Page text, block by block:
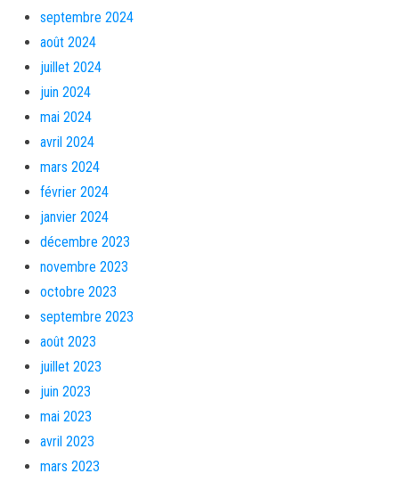
septembre 2024
août 2024
juillet 2024
juin 2024
mai 2024
avril 2024
mars 2024
février 2024
janvier 2024
décembre 2023
novembre 2023
octobre 2023
septembre 2023
août 2023
juillet 2023
juin 2023
mai 2023
avril 2023
mars 2023